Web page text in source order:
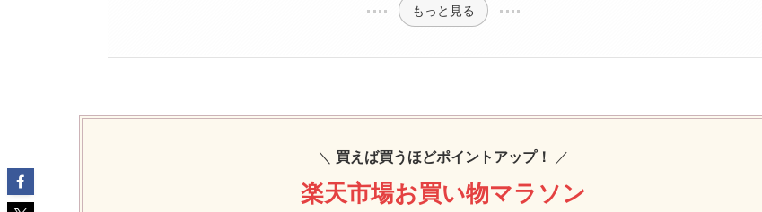
もっと見る
＼ 買えば買うほどポイントアップ！ ／
楽天市場お買い物マラソン